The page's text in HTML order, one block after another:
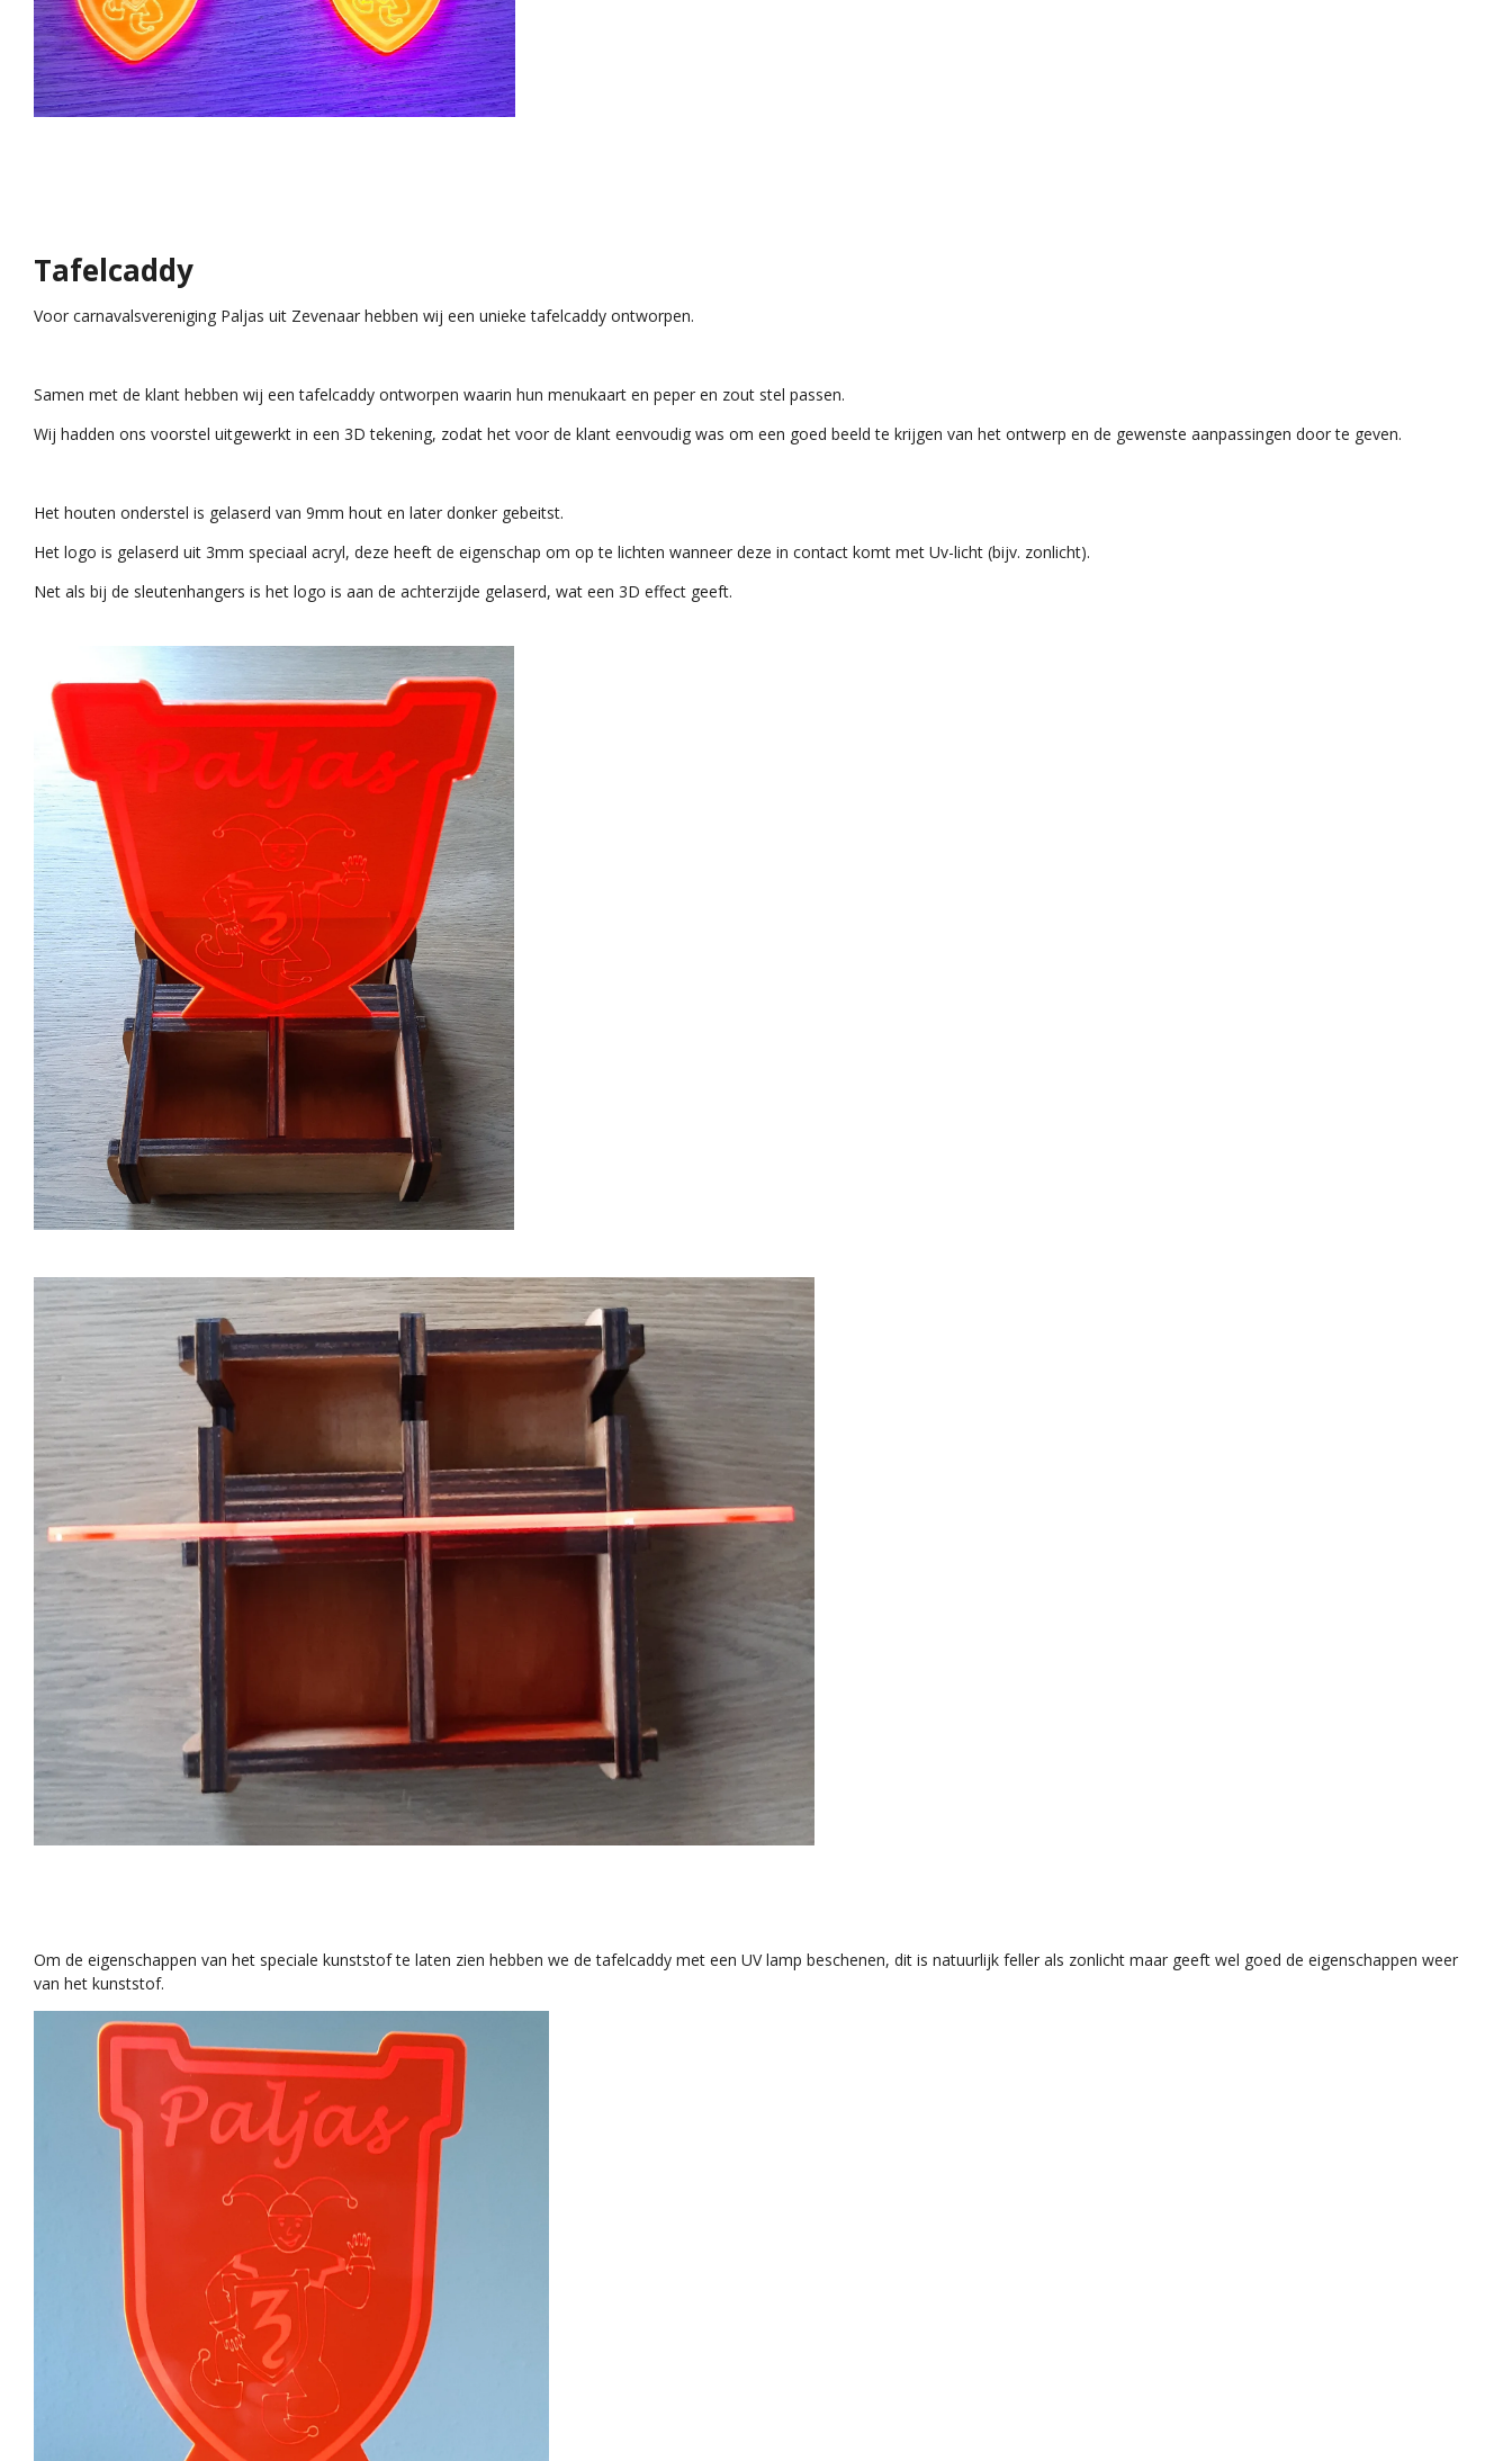
Tafelcaddy
Voor carnavalsvereniging Paljas uit Zevenaar hebben wij een unieke tafelcaddy ontworpen.
Samen met de klant hebben wij een tafelcaddy ontworpen waarin hun menukaart en peper en zout stel passen.
Wij hadden ons voorstel uitgewerkt in een 3D tekening, zodat het voor de klant eenvoudig was om een goed beeld te krijgen van het ontwerp en de gewenste aanpassingen door te geven.
Het houten onderstel is gelaserd van 9mm hout en later donker gebeitst.
Het logo is gelaserd uit 3mm speciaal acryl, deze heeft de eigenschap om op te lichten wanneer deze in contact komt met Uv-licht (bijv. zonlicht).
Net als bij de sleutenhangers is het logo is aan de achterzijde gelaserd, wat een 3D effect geeft.
Om de eigenschappen van het speciale kunststof te laten zien hebben we de tafelcaddy met een UV lamp beschenen, dit is natuurlijk feller als zonlicht maar geeft wel goed de eigenschappen weer
van het kunststof.